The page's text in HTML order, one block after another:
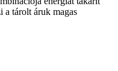
a tárolt áruk magas